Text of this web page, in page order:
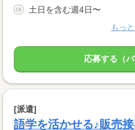
土日を含む週4日〜
もっ
応募する（バ
[派遣]
語学を活かせる♪販売